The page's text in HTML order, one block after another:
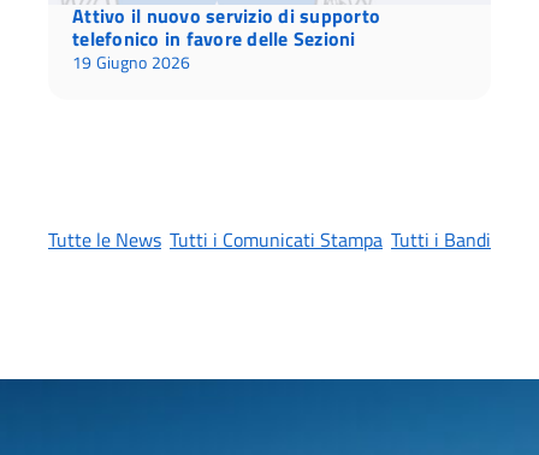
Attivo il nuovo servizio di supporto
telefonico in favore delle Sezioni
19 Giugno 2026
Tutte le News Tutti i Comunicati Stampa Tutti i Bandi